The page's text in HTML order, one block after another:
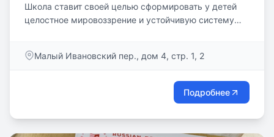
Школа ставит своей целью сформировать у детей
целостное мировоззрение и устойчивую систему
знания, которые позволят реализовать свои
Малый Ивановский пер., дом 4, стр. 1, 2
Подробнее